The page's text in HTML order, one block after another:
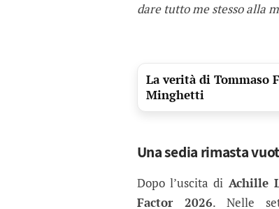
dare tutto me stesso alla
La verità di Tommaso
Minghetti
Una sedia rimasta
Dopo l’uscita di Achille
Factor 2026. Nelle